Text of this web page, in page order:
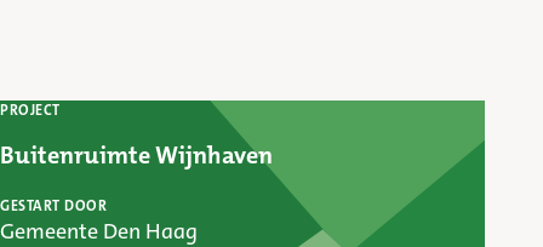
PROJECT
Buitenruimte Wijnhaven
GESTART DOOR
Gemeente Den Haag